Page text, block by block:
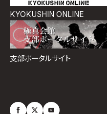
KYOKUSHIN ONLINE
支部ポータルサイト